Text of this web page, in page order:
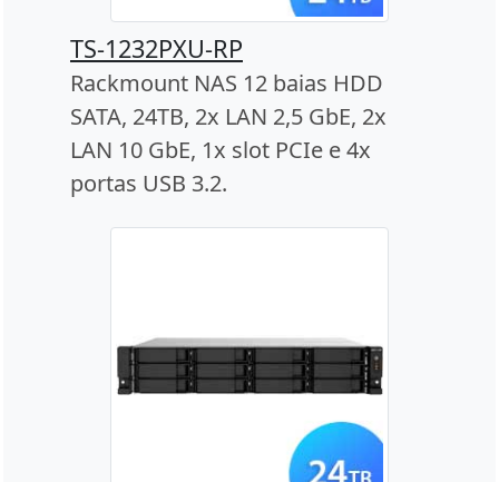
TS-1232PXU-RP
Rackmount NAS 12 baias HDD
SATA, 24TB, 2x LAN 2,5 GbE, 2x
LAN 10 GbE, 1x slot PCIe e 4x
portas USB 3.2.